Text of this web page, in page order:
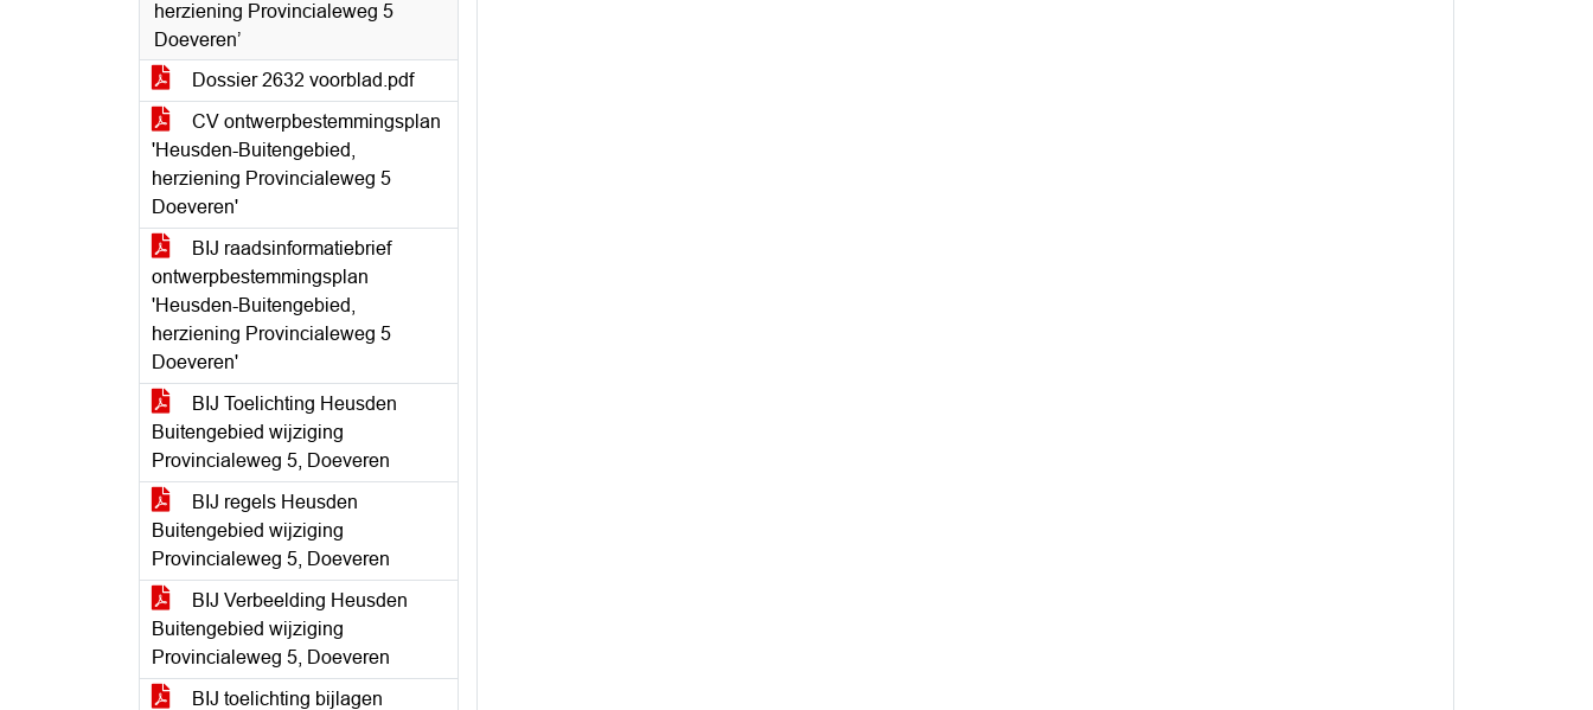
herziening Provincialeweg 5
Doeveren’
Dossier 2632 voorblad.pdf
CV ontwerpbestemmingsplan
'Heusden-Buitengebied,
herziening Provincialeweg 5
Doeveren'
BIJ raadsinformatiebrief
ontwerpbestemmingsplan
'Heusden-Buitengebied,
herziening Provincialeweg 5
Doeveren'
BIJ Toelichting Heusden
Buitengebied wijziging
Provincialeweg 5, Doeveren
BIJ regels Heusden
Buitengebied wijziging
Provincialeweg 5, Doeveren
BIJ Verbeelding Heusden
Buitengebied wijziging
Provincialeweg 5, Doeveren
BIJ toelichting bijlagen